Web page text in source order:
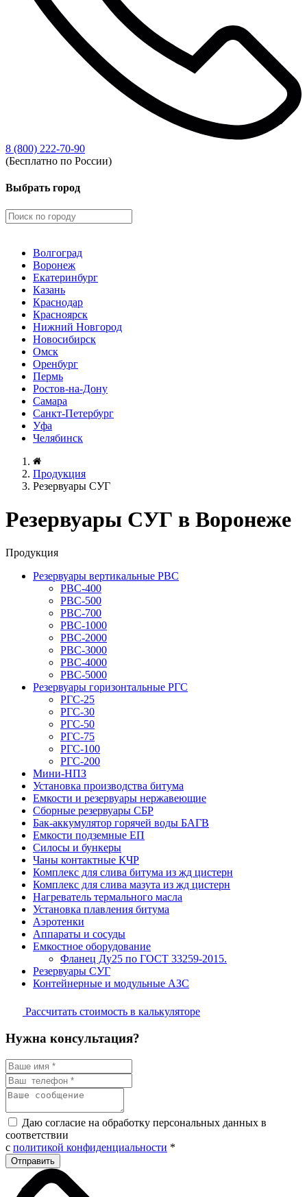
8 (800) 222-70-90
(Бесплатно по России)
Выбрать город
Волгоград
Воронеж
Екатеринбург
Казань
Краснодар
Красноярск
Нижний Новгород
Новосибирск
Омск
Оренбург
Пермь
Ростов-на-Дону
Самара
Санкт-Петербург
Уфа
Челябинск
Продукция
Резервуары СУГ
Резервуары СУГ в Воронеже
Продукция
Резервуары вертикальные РВС
РВС-400
РВС-500
РВС-700
РВС-1000
РВС-2000
РВС-3000
РВС-4000
РВС-5000
Резервуары горизонтальные РГС
РГС-25
РГС-30
РГС-50
РГС-75
РГС-100
РГС-200
Мини-НПЗ
Установка производства битума
Емкости и резервуары нержавеющие
Сборные резервуары СБР
Бак-аккумулятор горячей воды БАГВ
Емкости подземные ЕП
Силосы и бункеры
Чаны контактные КЧР
Комплекс для слива битума из жд цистерн
Комплекс для слива мазута из жд цистерн
Нагреватель термального масла
Установка плавления битума
Аэротенки
Аппараты и сосуды
Емкостное оборудование
Фланец Ду25 по ГОСТ 33259-2015.
Резервуары СУГ
Контейнерные и модульные АЗС
Рассчитать стоимость в калькуляторе
Нужна консультация?
Даю согласие на обработку персональных данных в
соответствии
с политикой конфиденциальности *